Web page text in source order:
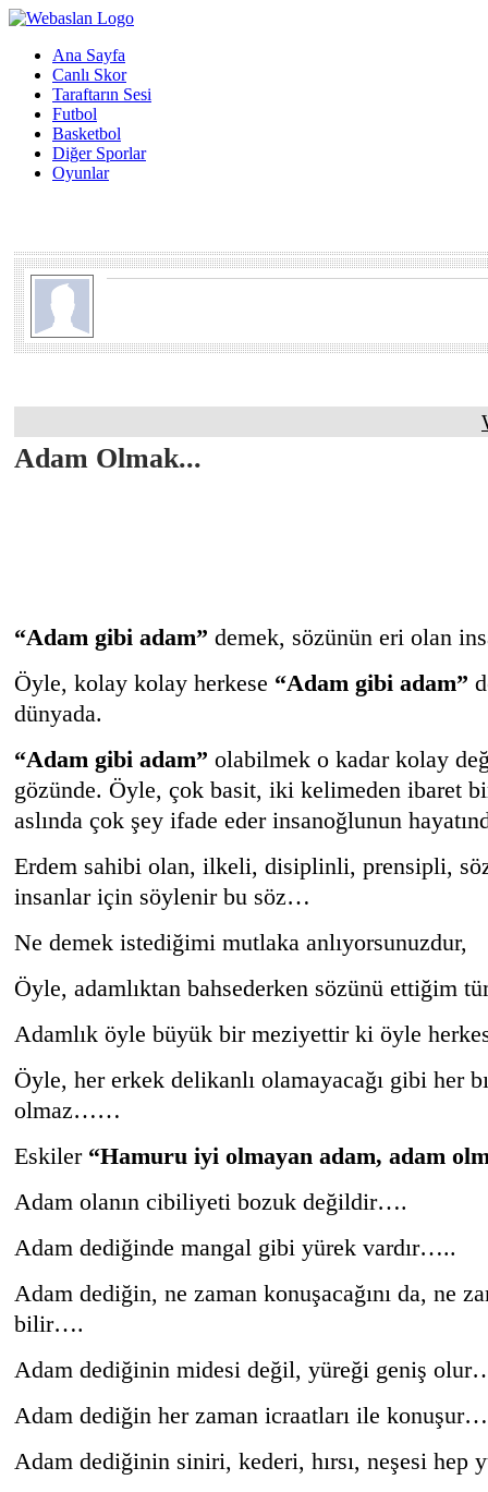
Ana Sayfa
Canlı Skor
Taraftarın Sesi
Futbol
Basketbol
Diğer Sporlar
Oyunlar
Adam Olmak...
“Adam gibi adam” demek, sözünün eri olan
Öyle, kolay kolay herkese “Adam gibi adam”
dünyada.
“Adam gibi adam” olabilmek o kadar kolay
gözünde. Öyle, çok basit, iki kelimeden ibaret
aslında çok şey ifade eder insanoğlunun
Erdem sahibi olan, ilkeli, disiplinli, prensipli,
insanlar için söylenir bu söz…
Ne demek istediğimi mutlaka anlıyorsunuzdur,
Öyle, adamlıktan bahsederken sözünü ettiğim
Adamlık öyle büyük bir meziyettir ki öyle
Öyle, her erkek delikanlı olamayacağı gibi her
olmaz……
Eskiler “Hamuru iyi olmayan adam, adam
Adam olanın cibiliyeti bozuk değildir….
Adam dediğinde mangal gibi yürek vardır…..
Adam dediğin, ne zaman konuşacağını da, ne
bilir….
Adam dediğinin midesi değil, yüreği geniş
Adam dediğin her zaman icraatları ile konuşur…
Adam dediğinin siniri, kederi, hırsı, neşesi hep